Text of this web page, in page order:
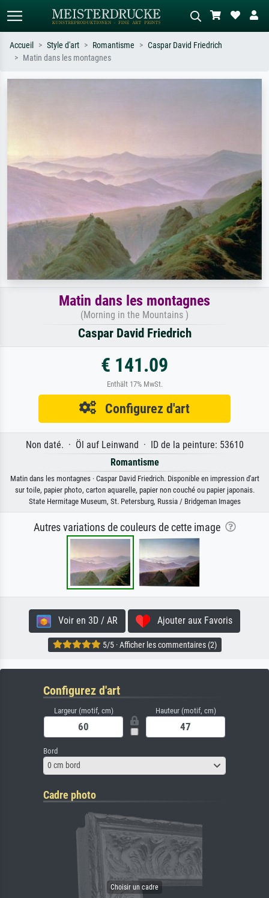
Accueil Style d'art Romantisme
Caspar David Friedrich
Matin dans les montagnes
Matin dans les montagnes
(Morning in the Mountains )
Caspar David Friedrich
€ 141.09
Enthält 17% MwSt.
Configurez d'art
Non daté. · Öl auf Leinwand · ID de la peinture: 53610
Romantisme
Matin dans les montagnes · Caspar David Friedrich. Disponible en impression d'art
sur toile, papier photo, carton aquarelle, papier non couché ou papier japonais.
State Hermitage Museum, St. Petersburg, Russia / Bridgeman Images
Autres variations de couleurs de cette image
Voir en 3D / AR Ajouter aux Favoris
5/5 · Afficher les commentaires (2)
Configurez d'art
Largeur (motif, cm) Hauteur (motif, cm)
Bord
0 cm bord
Cadre photo